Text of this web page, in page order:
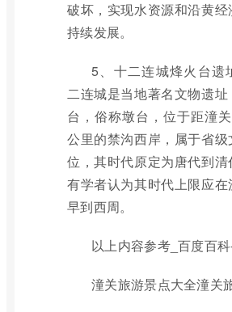
破坏，实现水资源和沿黄
持续发展。
5、十二连城烽火台遗
二连城是当地著名文物遗址
台，俗称墩台，位于距潼
公里的禁沟西岸，属于省
位，其时代原定为唐代到
有学者认为其时代上限应
早到西周。
以上内容参考_百度百
潼关旅游景点大全潼关